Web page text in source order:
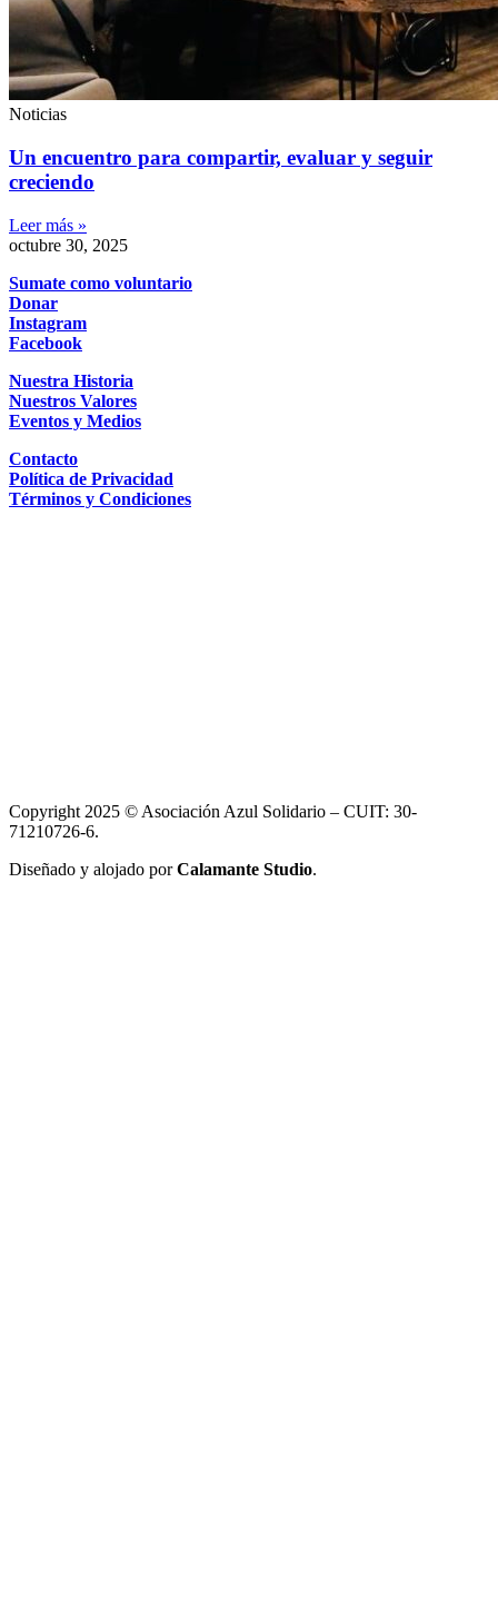
Noticias
Un encuentro para compartir, evaluar y seguir
creciendo
Leer más »
octubre 30, 2025
Sumate como voluntario
Donar
Instagram
Facebook
Nuestra Historia
Nuestros Valores
Eventos y Medios
Contacto
Política de Privacidad
Términos y Condiciones
Copyright 2025 © Asociación Azul Solidario – CUIT: 30-
71210726-6.
Diseñado y alojado porCalamante Studio.